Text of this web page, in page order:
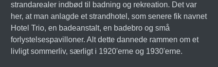
strandarealer indbød til badning og rekreation. Det var
her, at man anlagde et strandhotel, som senere fik navnet
Hotel Trio, en badeanstalt, en badebro og små
forlystelsespavilloner. Alt dette dannede rammen om et
livligt sommerliv, særligt i 1920'erne og 1930'erne.